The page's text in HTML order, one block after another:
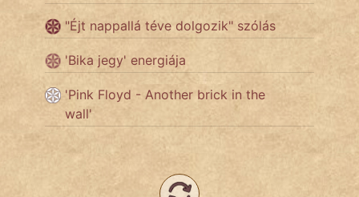
Jób Gedeon
Láron Ádám
mikkamakka
vörös ördög
"Éjt nappallá téve dolgozik" szólás
'Bika jegy' energiája
'Pink Floyd - Another brick in the
wall'